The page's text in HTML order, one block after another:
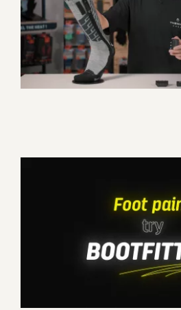
Therm-IC –
batteries
Corporate
Foot pain ? Try
SIDAS
Corporate Motion